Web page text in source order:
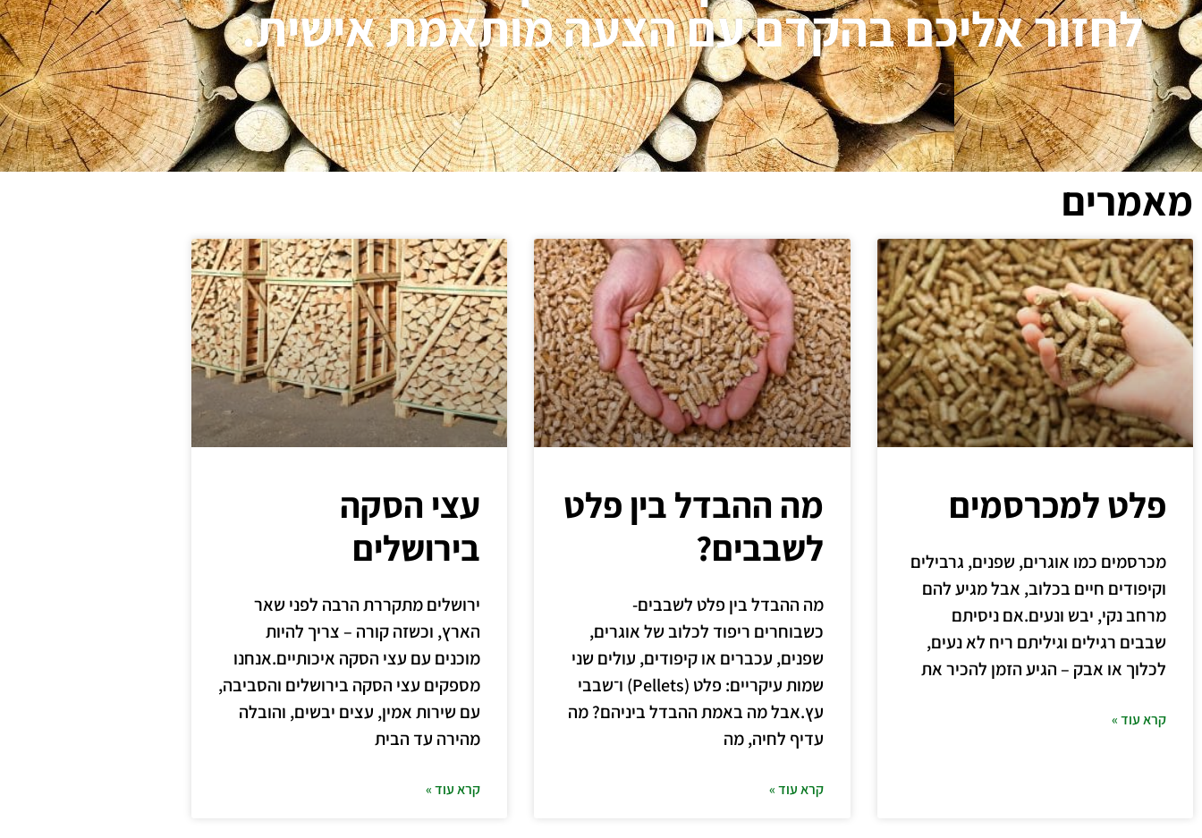
לחזור אליכם בהקדם עם הצעה מותאמת אישית.
מאמרים
פלט למכרסמים
מכרסמים כמו אוגרים, שפנים, גרבילים
וקיפודים חיים בכלוב, אבל מגיע להם
מרחב נקי, יבש ונעים.אם ניסיתם
שבבים רגילים וגיליתם ריח לא נעים,
לכלוך או אבק – הגיע הזמן להכיר את
קרא עוד »
מה ההבדל בין פלט
לשבבים?
מה ההבדל בין פלט לשבבים-
כשבוחרים ריפוד לכלוב של אוגרים,
שפנים, עכברים או קיפודים, עולים שני
שמות עיקריים: פלט (Pellets) ו־שבבי
עץ.אבל מה באמת ההבדל ביניהם? מה
עדיף לחיה, מה
קרא עוד »
עצי הסקה
בירושלים
ירושלים מתקררת הרבה לפני שאר
הארץ, וכשזה קורה – צריך להיות
מוכנים עם עצי הסקה איכותיים.אנחנו
מספקים עצי הסקה בירושלים והסביבה,
עם שירות אמין, עצים יבשים, והובלה
מהירה עד הבית
קרא עוד »